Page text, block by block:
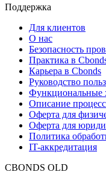
Сбондс-ТВ
Глоссарий
Поддержка
Для клиентов
О нас
Безопасность
Практика в
Карьера в Cbonds
Руководство
Функциональные
Описание
Оферта для